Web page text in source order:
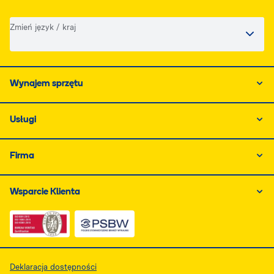
Zmień język / kraj
Wynajem sprzętu
Usługi
Firma
Wsparcie Klienta
Link do dokumentu PDF z certyfikatem ISO, otwiera
Link do dokumentu PDF z certyfikatem
Deklaracja dostępności